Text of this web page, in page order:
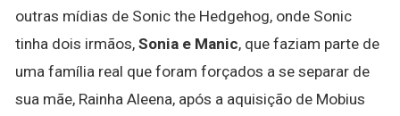
outras mídias de Sonic the Hedgehog, onde Sonic
tinha dois irmãos, Sonia e Manic, que faziam parte de
uma família real que foram forçados a se separar de
sua mãe, Rainha Aleena, após a aquisição de Mobius